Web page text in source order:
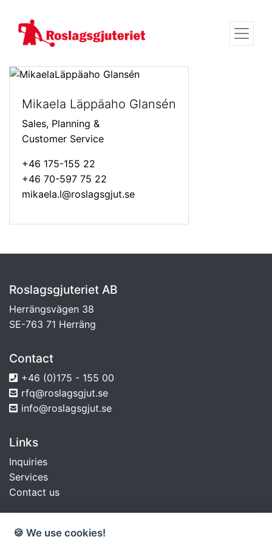
Mikaela Läppäaho Glansén
Sales, Planning &
Customer Service
+46 175-155 22
+46 70-597 75 22
mikaela.l@roslagsgjut.se
Roslagsgjuteriet AB
Herrängsvägen 38
SE-763 71 Herräng
Contact
+46 (0)175 - 155 00
rfq@roslagsgjut.se
info@roslagsgjut.se
Links
Inquiries
Services
Contact us
Social media
🍪 We use cookies!